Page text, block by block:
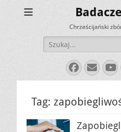
Chrześcijański
Szukaj:
E-
mail
Tag: